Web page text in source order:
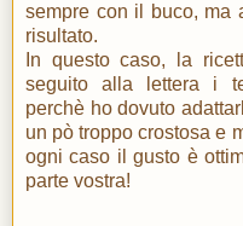
sempre con il buco, ma
risultato.
In questo caso, la
seguito alla lettera i
perchè ho dovuto
un pò troppo crostosa e
ogni caso il gusto è
parte vostra!